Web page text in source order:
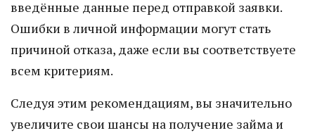
введённые данные перед отправкой заявки.
Ошибки в личной информации могут стать
причиной отказа, даже если вы соответствуете
всем критериям.
Следуя этим рекомендациям, вы значительно
увеличите свои шансы на получение займа и